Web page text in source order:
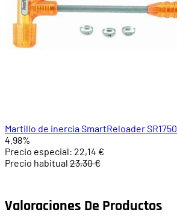
Martillo de inercia SmartReloader SR1750
4.98%
Precio especial: 22,14 €
Precio habitual 23,30 €
Valoraciones De Productos